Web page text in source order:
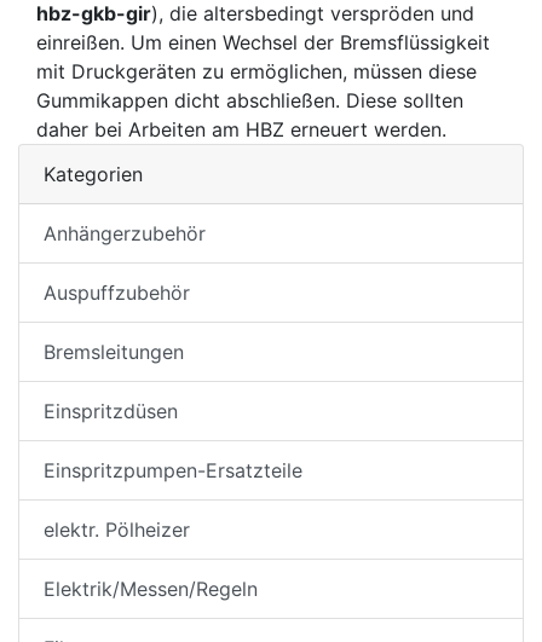
hbz-gkb-gir), die altersbedingt verspröden und
einreißen. Um einen Wechsel der Bremsflüssigkeit
mit Druckgeräten zu ermöglichen, müssen diese
Gummikappen dicht abschließen. Diese sollten
daher bei Arbeiten am HBZ erneuert werden.
Kategorien
Anhängerzubehör
Auspuffzubehör
Bremsleitungen
Einspritzdüsen
Einspritzpumpen-Ersatzteile
elektr. Pölheizer
Elektrik/Messen/Regeln